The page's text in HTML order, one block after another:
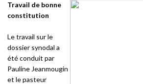
Travail de bonne
constitution
Le travail sur le
dossier synodal a
été conduit par
Pauline Jeanmougin
et le pasteur